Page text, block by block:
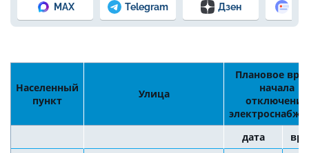
MAX Telegram Дзен
Населенный
пункт
Улица
Плановое
начала
отключения
дата